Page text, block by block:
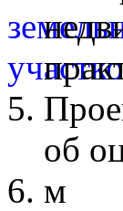
об
м